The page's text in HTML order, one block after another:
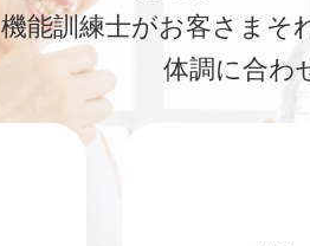
機能訓練士がお客さまそ
体調に合わ